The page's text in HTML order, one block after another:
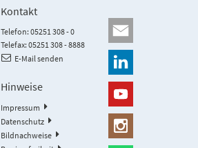
Kontakt
Telefon: 05251 308 - 0
Telefax: 05251 308 - 8888
E-Mail senden
Hinweise
Impressum
Datenschutz
Bildnachweise